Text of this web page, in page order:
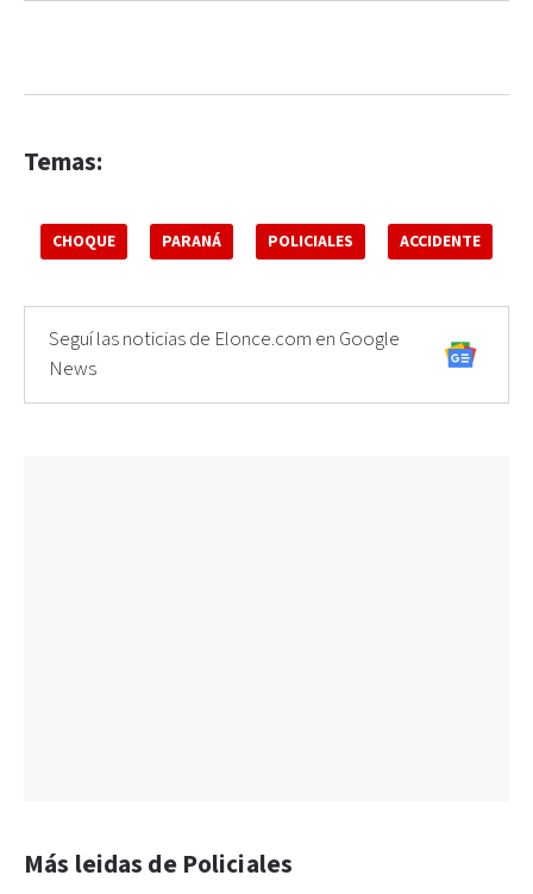
Temas:
CHOQUE PARANÁ POLICIALES ACCIDENTE
Seguí las noticias de Elonce.com en Google
News
Más leidas de Policiales